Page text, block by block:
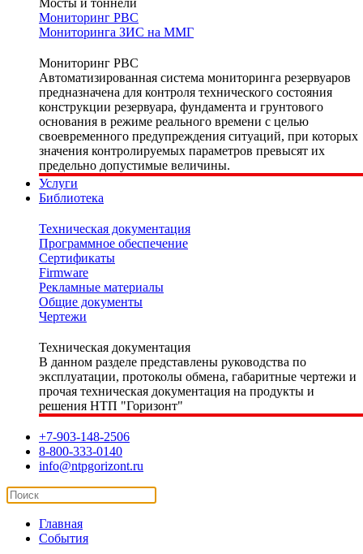
Мосты и тоннели
Мониторинг РВС
Мониторинга ЗИС на ММГ
Мониторинг РВС
Автоматизированная система мониторинга резервуаров
предназначена для контроля технического состояния
конструкции резервуара, фундамента и грунтового
основания в режиме реального времени с целью
своевременного предупреждения ситуаций, при которых
значения контролируемых параметров превысят их
предельно допустимые величины.
Услуги
Библиотека
Техническая документация
Программное обеспечение
Сертификаты
Firmware
Рекламные материалы
Общие документы
Чертежи
Техническая документация
В данном разделе представлены руководства по
эксплуатации, протоколы обмена, габаритные чертежи и
прочая техническая документация на продукты и
решения НТП "Горизонт"
+7-903-148-2506
8-800-333-0140
info@ntpgorizont.ru
Главная
События